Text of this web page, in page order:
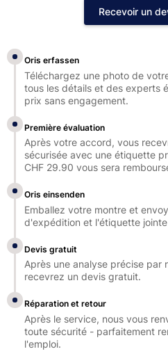
Recevoir un
Oris erfassen
Téléchargez une photo de
tous les détails et des experts
prix sans engagement.
Première évaluation
Après votre accord, vous
sécurisée avec une étiquette
CHF 29.90 vous sera
Oris einsenden
Emballez votre montre et
d'expédition et l'étiquette
Devis gratuit
Après une analyse précise par
recevrez un devis gratuit.
Réparation et retour
Après le service, nous vous
toute sécurité - parfaitement
l'emploi.